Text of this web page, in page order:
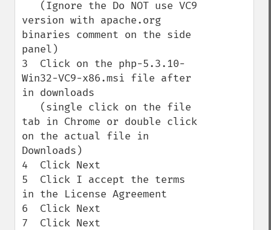
version with apache.org
binaries comment on the side
panel)
3  Click on the php-5.3.10-
Win32-VC9-x86.msi file after
in downloads
tab in Chrome or double click
on the actual file in
Downloads)
4  Click Next
5  Click I accept the terms
in the License Agreement
6  Click Next
7  Click Next